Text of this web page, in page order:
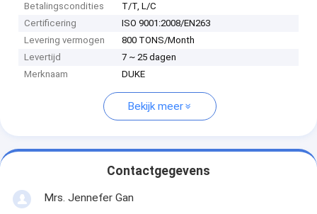
Betalingscondities
T/T, L/C
Certificering
ISO 9001:2008/EN263
Levering vermogen
800 TONS/Month
Levertijd
7 ~ 25 dagen
Merknaam
DUKE
Bekijk meer
Contactgegevens
Mrs. Jennefer Gan